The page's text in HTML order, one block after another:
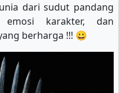
dari sudut pandang
emosi karakter, dan
berharga !!! 😀